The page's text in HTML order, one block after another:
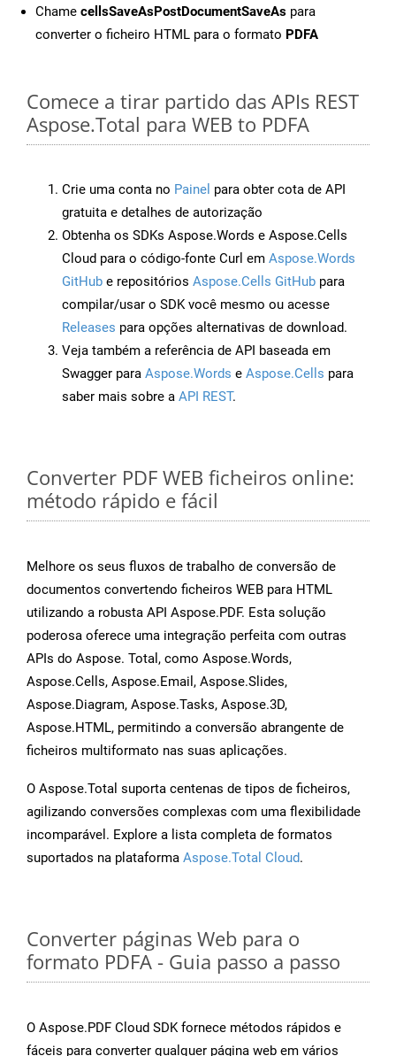
Chame cellsSaveAsPostDocumentSaveAs para
converter o ficheiro HTML para o formato PDFA
Comece a tirar partido das APIs REST
Aspose.Total para WEB to PDFA
Crie uma conta no Painel para obter cota de API
gratuita e detalhes de autorização
Obtenha os SDKs Aspose.Words e Aspose.Cells
Cloud para o código-fonte Curl em Aspose.Words
GitHub e repositórios Aspose.Cells GitHub para
compilar/usar o SDK você mesmo ou acesse
Releases para opções alternativas de download.
Veja também a referência de API baseada em
Swagger para Aspose.Words e Aspose.Cells para
saber mais sobre a API REST.
Converter PDF WEB ficheiros online:
método rápido e fácil
Melhore os seus fluxos de trabalho de conversão de
documentos convertendo ficheiros WEB para HTML
utilizando a robusta API Aspose.PDF. Esta solução
poderosa oferece uma integração perfeita com outras
APIs do Aspose. Total, como Aspose.Words,
Aspose.Cells, Aspose.Email, Aspose.Slides,
Aspose.Diagram, Aspose.Tasks, Aspose.3D,
Aspose.HTML, permitindo a conversão abrangente de
ficheiros multiformato nas suas aplicações.
O Aspose.Total suporta centenas de tipos de ficheiros,
agilizando conversões complexas com uma flexibilidade
incomparável. Explore a lista completa de formatos
suportados na plataforma Aspose.Total Cloud.
Converter páginas Web para o
formato PDFA - Guia passo a passo
O Aspose.PDF Cloud SDK fornece métodos rápidos e
fáceis para converter qualquer página web em vários